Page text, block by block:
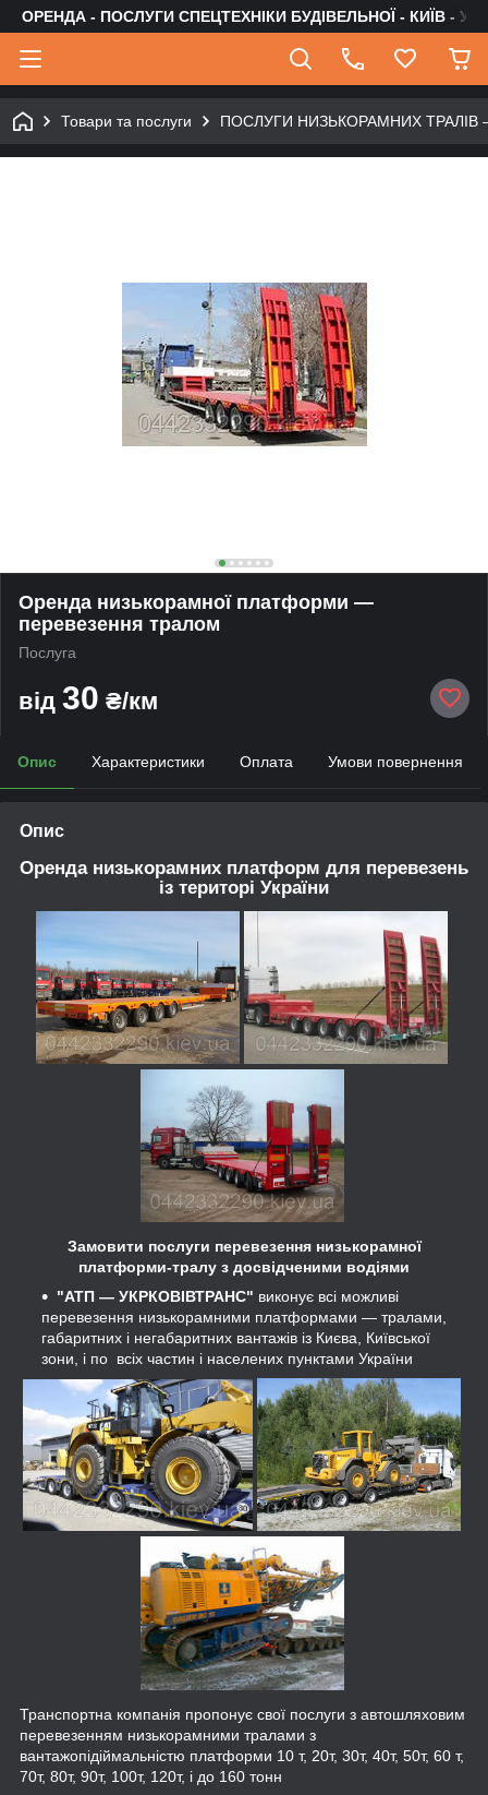
ОРЕНДА - ПОСЛУГИ СПЕЦТЕХНІКИ БУДІВЕЛЬНОЇ - КИЇВ -
Товари та послуги ПОСЛУГИ НИЗЬКОРАМНИХ
Оренда низькорамної платформи —
перевезення тралом
Послуга
від 30 ₴/км
Опис Характеристики Оплата Умови повернення
Опис
Оренда низькорамних платформ для перевезень
із територі України
Замовити послуги перевезення низькорамної
платформи-тралу з досвідченими водіями
"АТП ― УКРКОВІВТРАНС" виконує всі можливі
перевезення низькорамними платформами — тралами,
габаритних і негабаритних вантажів із Києва, Київської
зони, і по всіх частин і населених пунктами України
Транспортна компанія пропонує свої послуги з автошляховим
перевезенням низькорамними тралами з
вантажопідіймальністю платформи 10 т, 20т, 30т, 40т, 50т, 60 т,
70т, 80т, 90т, 100т, 120т, і до 160 тонн